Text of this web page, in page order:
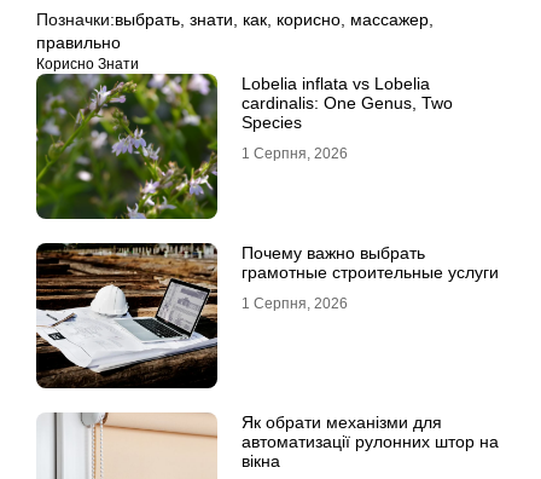
Позначки:выбрать знати как корисно массажер
правильно
Корисно Знати
Lobelia inflata vs Lobelia
cardinalis: One Genus, Two
Species
1 Серпня, 2026
Почему важно выбрать
грамотные строительные услуги
1 Серпня, 2026
Як обрати механізми для
автоматизації рулонних штор на
вікна